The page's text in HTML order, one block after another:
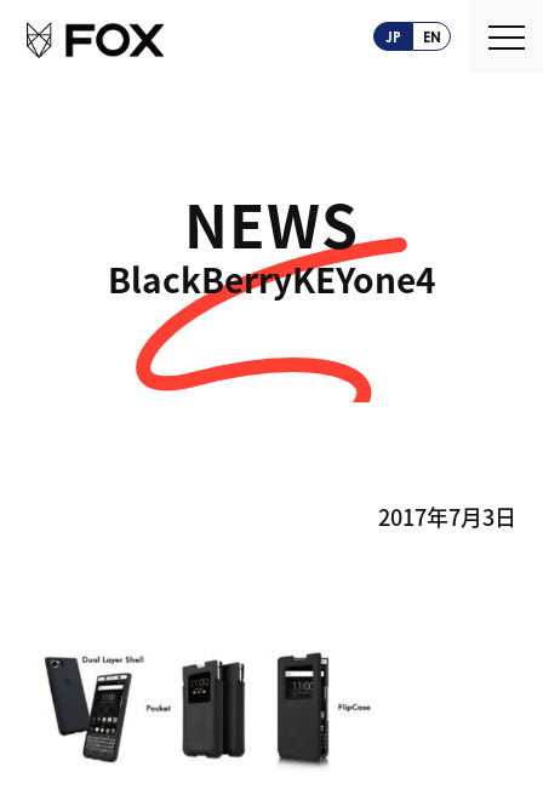
JP EN
FOXとは
創業ストーリー
FOXの歩み
Service
CASEPLAY
Company
NEWS
BlackBerryKEYone4
2017年7月3日